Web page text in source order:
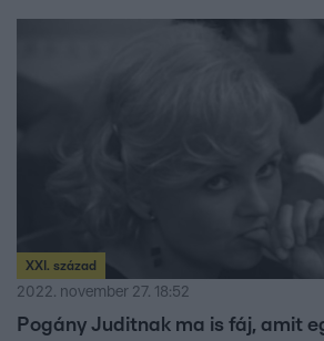
XXI. század
2022. november 27. 18:52
Pogány Juditnak ma is fáj, amit